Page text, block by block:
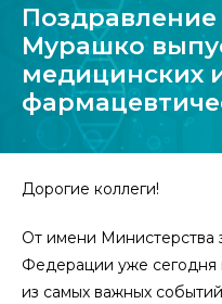
медицинских и
Мурашко
медицинских
Дорогие коллеги!
От имени Министерства
Федерации уже сегодня
из самых важных